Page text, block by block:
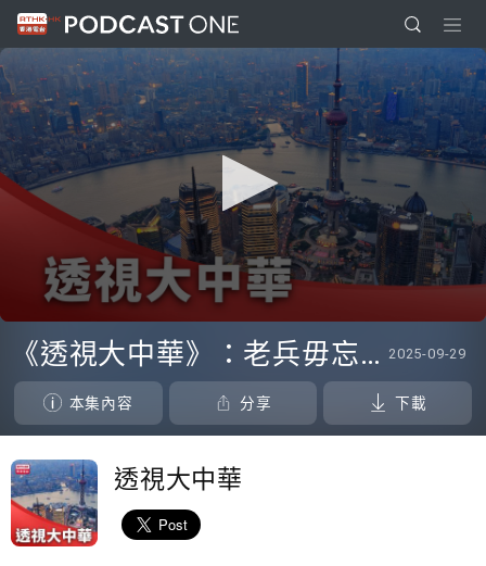
seconds
seconds
《透視大中華》：老兵毋忘抗日艱苦 冀青年人傳承不屈精神愛國愛港 2025-09-29
本集內容 分享 下載
透視大中華